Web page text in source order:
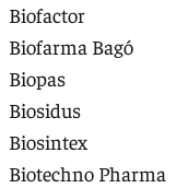
Biofactor
Biofarma Bagó
Biopas
Biosidus
Biosintex
Biotechno Pharma